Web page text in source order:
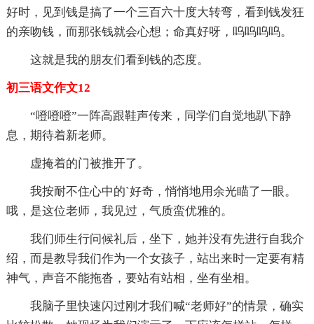
好时，见到钱是搞了一个三百六十度大转弯，看到钱发狂
的亲吻钱，而那张钱就会心想；命真好呀，呜呜呜呜。
这就是我的朋友们看到钱的态度。
初三语文作文12
“噔噔噔”一阵高跟鞋声传来，同学们自觉地趴下静
息，期待着新老师。
虚掩着的门被推开了。
我按耐不住心中的`好奇，悄悄地用余光瞄了一眼。
哦，是这位老师，我见过，气质蛮优雅的。
我们师生行问候礼后，坐下，她并没有先进行自我介
绍，而是教导我们作为一个女孩子，站出来时一定要有精
神气，声音不能拖沓，要站有站相，坐有坐相。
我脑子里快速闪过刚才我们喊“老师好”的情景，确实